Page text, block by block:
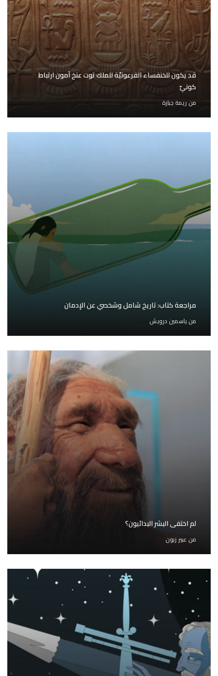
قد يكون للخنفساء الفرعونيّة للملك توت عنخ آمون ارتباط
كونيّ
من ريمة جبارة
مراجعة كتاب: تاريخ شامل وشخصي عن الإدمان
منياسمين درويش
لم اختفى البشر البدائيون؟
من عبير زبون